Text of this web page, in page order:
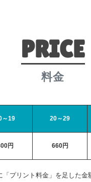
PRICE
料金
～19 20～29
円 660円
プリント料金」を足した金